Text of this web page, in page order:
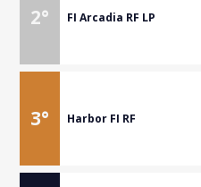
2° FI Arcadia RF LP
3° Harbor FI RF